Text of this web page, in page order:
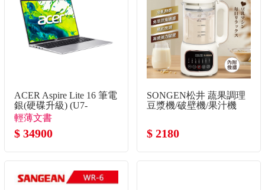
ACER Aspire Lite 16 筆電
銀(硬碟升級) (U7-
155H/16G/1TB SSD/W11)
輕薄文書
$ 34900
SONGEN松井 蔬果調理
豆漿機/破壁機/果汁機
$ 2180